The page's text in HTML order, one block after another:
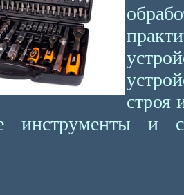
строя
инструменты и